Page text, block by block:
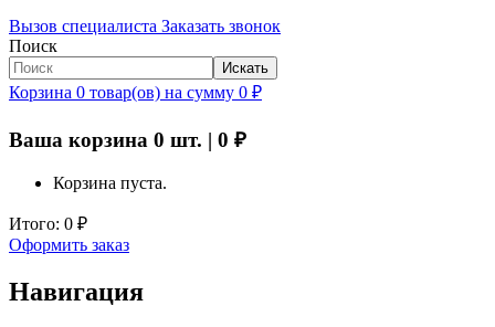
Вызов специалиста Заказать звонок
Поиск
Искать
Корзина 0 товар(ов) на сумму 0 ₽
Ваша корзина 0 шт. | 0 ₽
Корзина пуста.
Итого: 0 ₽
Оформить заказ
Навигация